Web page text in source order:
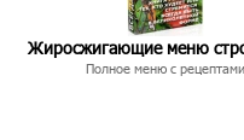
Жиросжигающие меню
Полное меню с рецептами